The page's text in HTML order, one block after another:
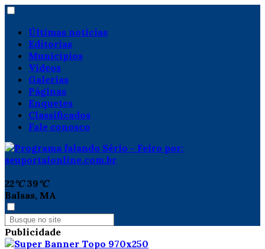
Últimas notícias
Editorias
Municípios
Vídeos
Galerias
Páginas
Enquetes
Classificados
Fale conosco
22°C 39°C
Balsas, MA
Publicidade